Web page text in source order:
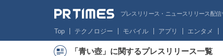
プレスリリース・ニュースリリース配
Top テクノロジー モバイル アプリ エンタメ
「青い壺」に関するプレスリリース一覧